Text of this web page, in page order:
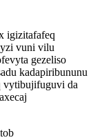
igizitafafeq
vuni vilu
gezeliso
kadapiribununu
vytibujifuguvi da